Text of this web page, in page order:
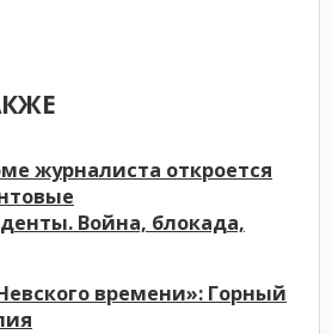
журналиста откроется
Война, блокада,
времени»: Горный